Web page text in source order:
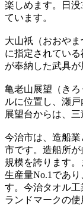
楽しめます。日
ています。
大山祇（おおや
に指定されてい
が奉納した武具
亀老山展望（きろ
ルに位置し、瀬
展望台からは、
今治市は、造船
市です。造船所
規模を誇ります
生産量No.1であ
す。今治タオル
ランドマークの使